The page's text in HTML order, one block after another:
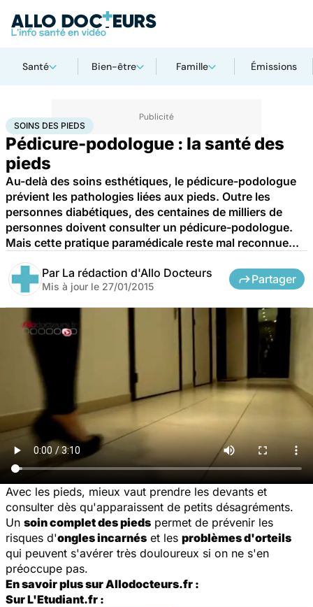
Santé Bien-être Famille Émissions
Accueil SantéMaladies Soins des pieds
SOINS DES PIEDS
Pédicure-podologue : la santé des
pieds
Au-delà des soins esthétiques, le pédicure-podologue
prévient les pathologies liées aux pieds. Outre les
personnes diabétiques, des centaines de milliers de
personnes doivent consulter un pédicure-podologue.
Mais cette pratique paramédicale reste mal reconnue...
Par La rédaction d'Allo Docteurs
Mis à jour le 27/01/2015
Partager
Avec les pieds, mieux vaut prendre les devants et
consulter dès qu'apparaissent de petits désagréments.
Un soin complet des pieds permet de prévenir les
risques d'ongles incarnés et les problèmes d'orteils
qui peuvent s'avérer très douloureux si on ne s'en
préoccupe pas.
En savoir plus sur Allodocteurs.fr :
Sur L'Etudiant.fr :